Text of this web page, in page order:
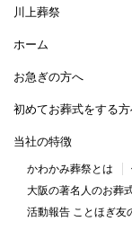
川上葬祭
ホーム
お急ぎの方へ
初めてお葬式をする
当社の特徴
かわかみ葬祭とは
大阪の著名人のお葬
活動報告 ことほぎ友